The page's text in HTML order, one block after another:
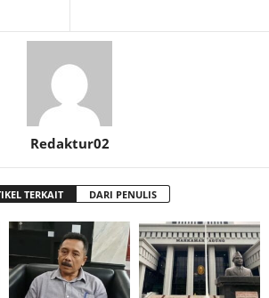
Redaktur02
TERKAIT DARI PENULIS